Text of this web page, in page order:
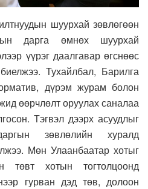
шуурхай зөвлөгөөн
дарга өмнөх шуурхай
үүрэг даалгавар өгснөөс
Тухайлбал, Барилга
дүрэм журам болон
өөрчлөлт оруулах саналаа
Тэгвэл дээрх асуудлыг
зөвлөлийн хуралд
Мөн Улаанбаатар хотыг
төвт хотын тогтолцоонд
гурван дэд төв, долоон